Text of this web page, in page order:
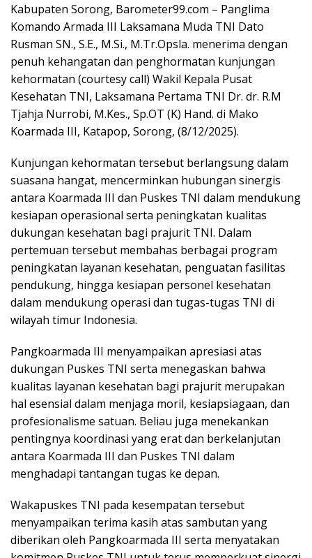
Kabupaten Sorong, Barometer99.com – Panglima
Komando Armada III Laksamana Muda TNI Dato
Rusman SN., S.E., M.Si., M.Tr.Opsla. menerima dengan
penuh kehangatan dan penghormatan kunjungan
kehormatan (courtesy call) Wakil Kepala Pusat
Kesehatan TNI, Laksamana Pertama TNI Dr. dr. R.M
Tjahja Nurrobi, M.Kes., Sp.OT (K) Hand. di Mako
Koarmada III, Katapop, Sorong, (8/12/2025).
Kunjungan kehormatan tersebut berlangsung dalam
suasana hangat, mencerminkan hubungan sinergis
antara Koarmada III dan Puskes TNI dalam mendukung
kesiapan operasional serta peningkatan kualitas
dukungan kesehatan bagi prajurit TNI. Dalam
pertemuan tersebut membahas berbagai program
peningkatan layanan kesehatan, penguatan fasilitas
pendukung, hingga kesiapan personel kesehatan
dalam mendukung operasi dan tugas-tugas TNI di
wilayah timur Indonesia.
Pangkoarmada III menyampaikan apresiasi atas
dukungan Puskes TNI serta menegaskan bahwa
kualitas layanan kesehatan bagi prajurit merupakan
hal esensial dalam menjaga moril, kesiapsiagaan, dan
profesionalisme satuan. Beliau juga menekankan
pentingnya koordinasi yang erat dan berkelanjutan
antara Koarmada III dan Puskes TNI dalam
menghadapi tantangan tugas ke depan.
Wakapuskes TNI pada kesempatan tersebut
menyampaikan terima kasih atas sambutan yang
diberikan oleh Pangkoarmada III serta menyatakan